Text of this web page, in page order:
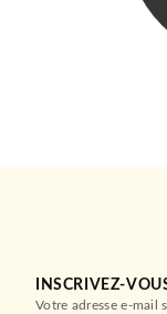
INSCRIVEZ-
Votre adresse e-mail